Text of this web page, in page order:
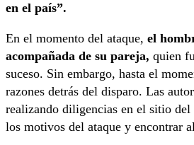
en el país”.
En el momento del ataque, el
acompañada de su pareja, quien
suceso. Sin embargo, hasta el
razones detrás del disparo. Las
realizando diligencias en el sitio del
los motivos del ataque y encontrar